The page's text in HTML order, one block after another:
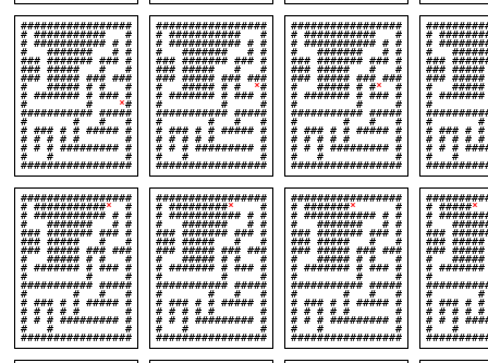
#################
# ########### #
# ########### # #
# ####### # #
### ####### ### #
### ##### # #
### ##### ### ###
# ##### # # #
# ####### # ### #
# # *#
########### #####
# # # #
# ### # # ##### #
# # # # # #
# # # ######### #
# # #
#################
#################
# ########### #
# ########### # #
# ####### # #
### ####### ### #
### ##### # #
### ##### ### ###
# ##### # # *#
# ####### # ### #
# # #
########### #####
# # # #
# ### # # ##### #
# # # # # #
# # # ######### #
# # #
#################
#################
# ########### #
# ########### # #
# ####### # #
### ####### ### #
### ##### # #
### ##### ### ###
# ##### # #* #
# ####### # ### #
# # #
########### #####
# # # #
# ### # # ##### #
# # # # # #
# # # ######### #
# # #
#################
#
#
#
###
###
###
#
#
#
# #
# ### # #
# # #
# # #
#
#################
# ###########* #
# ########### # #
# ####### # #
### ####### ### #
### ##### # #
### ##### ### ###
# ##### # # #
# ####### # ### #
# # #
########### #####
# # # #
# ### # # ##### #
# # # # # #
# # # ######### #
# # #
#################
#################
# #########* #
# ########### # #
# ####### # #
### ####### ### #
### ##### # #
### ##### ### ###
# ##### # # #
# ####### # ### #
# # #
########### #####
# # # #
# ### # # ##### #
# # # # # #
# # # ######### #
# # #
#################
#################
# #######* #
# ########### # #
# ####### # #
### ####### ### #
### ##### # #
### ##### ### ###
# ##### # # #
# ####### # ### #
# # #
########### #####
# # # #
# ### # # ##### #
# # # # # #
# # # ######### #
# # #
#################
# #####*
#
#
###
###
###
#
#
#
# #
# ### # #
# # #
# # #
#